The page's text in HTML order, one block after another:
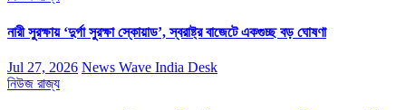
নারী সুরক্ষায় ‘দুর্গা সুরক্ষা স্কোয়াড’, স্বরাষ্ট্র বাজেটে একগুচ্ছ বড় ঘোষণা
Jul 27, 2026 News Wave India Desk
নিউজ রাজ্য